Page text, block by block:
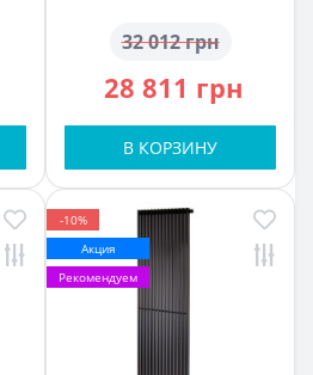
32 012 грн
28 811 грн
В КОРЗИНУ
-10%
Акция
Рекомендуем